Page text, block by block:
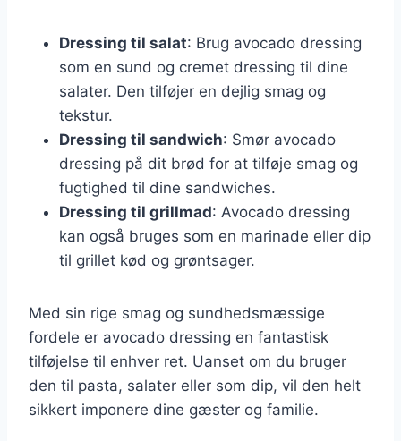
Dressing til salat: Brug avocado dressing
som en sund og cremet dressing til dine
salater. Den tilføjer en dejlig smag og
tekstur.
Dressing til sandwich: Smør avocado
dressing på dit brød for at tilføje smag og
fugtighed til dine sandwiches.
Dressing til grillmad: Avocado dressing
kan også bruges som en marinade eller dip
til grillet kød og grøntsager.
Med sin rige smag og sundhedsmæssige
fordele er avocado dressing en fantastisk
tilføjelse til enhver ret. Uanset om du bruger
den til pasta, salater eller som dip, vil den helt
sikkert imponere dine gæster og familie.